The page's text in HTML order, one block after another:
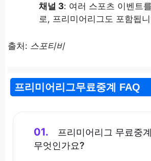
채널 3: 여러 스포츠 이벤트
로, 프리미어리그도 포함됩
출처: 스포티비
프리미어리그무료중계 FAQ
01.
프리미어리그 무료중
무엇인가요?